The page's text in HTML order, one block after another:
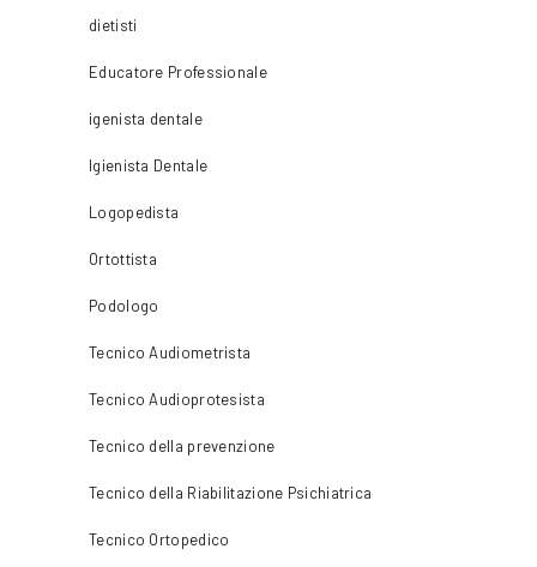
dietisti
Educatore Professionale
igenista dentale
Igienista Dentale
Logopedista
Ortottista
Podologo
Tecnico Audiometrista
Tecnico Audioprotesista
Tecnico della prevenzione
Tecnico della Riabilitazione Psichiatrica
Tecnico Ortopedico